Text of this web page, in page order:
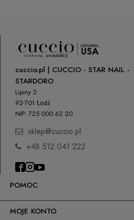
POMOC
MOJE KONTO
cuccio.pl | CUCCIO - STAR NAIL -
STARDORO
Lipiny 2
92-701 Łódź
NIP: 725 000 62 20
sklep@cuccio.pl
+48 512 041 222